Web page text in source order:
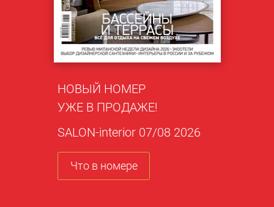
НОВЫЙ НОМЕР
УЖЕ В ПРОДАЖЕ!
SALON-interior 07/08 2026
Что в номере